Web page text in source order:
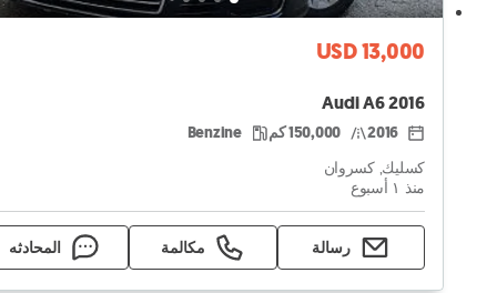
USD 13,000
Audi A6 2016
2016 150,000 كم Benzine
كسليك, كسروان
منذ ١ أسبوع
رسالة مكالمة المحادثه